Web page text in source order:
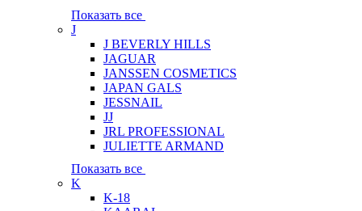
Показать все
J
J BEVERLY HILLS
JAGUAR
JANSSEN COSMETICS
JAPAN GALS
JESSNAIL
JJ
JRL PROFESSIONAL
JULIETTE ARMAND
Показать все
K
K-18